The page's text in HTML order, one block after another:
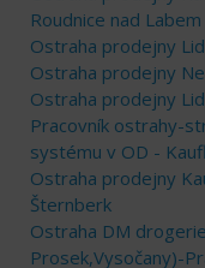
Roudnice nad Labem
Ostraha prodejny
Ostraha prodejny
Ostraha prodejny
Pracovník ostrahy-
systému v OD -
Ostraha prodejny
Šternberk
Ostraha DM
Prosek,Vysočany)-